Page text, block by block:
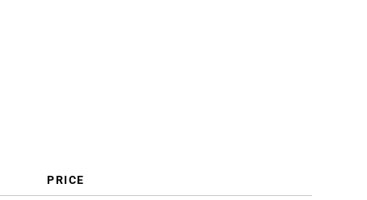
PRICE
Fonctionnalités